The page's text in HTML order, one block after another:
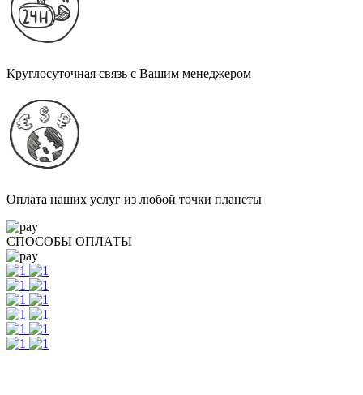
Круглосуточная связь с Вашим менеджером
Оплата наших услуг из любой точки планеты
СПОСОБЫ ОПЛАТЫ